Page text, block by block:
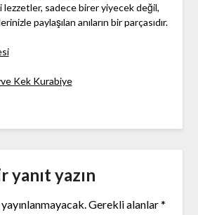
sadece birer yiyecek değil,
paylaşılan anıların bir parçasıdır.
Kek Kurabiye
yanıt yazın
Gerekli alanlar*